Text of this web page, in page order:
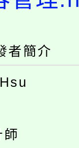
收入戶
可洽有
及科技
科技中
入校路
專業人
者簡介
師